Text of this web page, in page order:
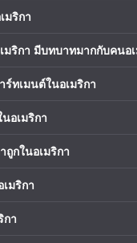
มริกา
มริกา มีบทบาทมากกับคนอ
ทเมนต์ในอเมริกา
อเมริกา
ถูกในอเมริกา
มริกา
กา